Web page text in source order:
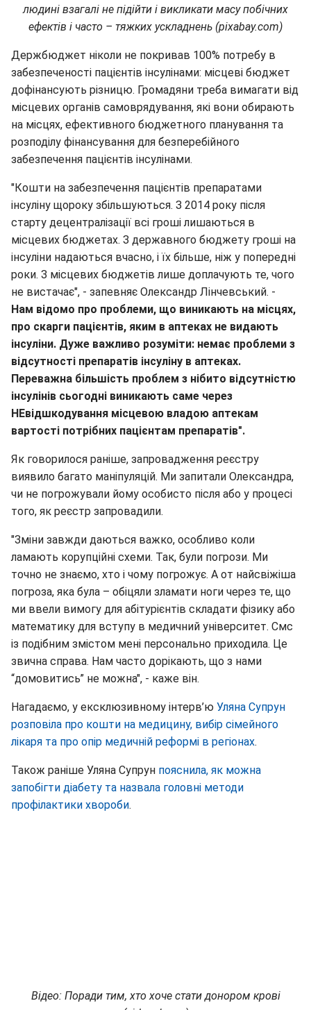
людині взагалі не підійти і викликати масу побічних
ефектів і часто – тяжких ускладнень (pixabay.com)
Держбюджет ніколи не покривав 100% потребу в
забезпеченості пацієнтів інсулінами: місцеві бюджет
дофінансують різницю. Громадяни треба вимагати від
місцевих органів самоврядування, які вони обирають
на місцях, ефективного бюджетного планування та
розподілу фінансування для безперебійного
забезпечення пацієнтів інсулінами.
"Кошти на забезпечення пацієнтів препаратами
інсуліну щороку збільшуються. З 2014 року після
старту децентралізації всі гроші лишаються в
місцевих бюджетах. З державного бюджету гроші на
інсуліни надаються вчасно, і їх більше, ніж у попередні
роки. З місцевих бюджетів лише доплачують те, чого
не вистачає", - запевняє Олександр Лінчевський. -
Нам відомо про проблеми, що виникають на місцях,
про скарги пацієнтів, яким в аптеках не видають
інсуліни. Дуже важливо розуміти: немає проблеми з
відсутності препаратів інсуліну в аптеках.
Переважна більшість проблем з нібито відсутністю
інсулінів сьогодні виникають саме через
НЕвідшкодування місцевою владою аптекам
вартості потрібних пацієнтам препаратів".
Як говорилося раніше, запровадження реєстру
виявило багато маніпуляцій. Ми запитали Олександра,
чи не погрожували йому особисто після або у процесі
того, як реєстр запровадили.
"Зміни завжди даються важко, особливо коли
ламають корупційні схеми. Так, були погрози. Ми
точно не знаємо, хто і чому погрожує. А от найсвіжіша
погроза, яка була – обіцяли зламати ноги через те, що
ми ввели вимогу для абітурієнтів складати фізику або
математику для вступу в медичний університет. Смс
із подібним змістом мені персонально приходила. Це
звична справа. Нам часто дорікають, що з нами
“домовитись” не можна", - каже він.
Нагадаємо, у ексклюзивному інтерв’ю Уляна Супрун
розповіла про кошти на медицину, вибір сімейного
лікаря та про опір медичній реформі в регіонах.
Також раніше Уляна Супрун пояснила, як можна
запобігти діабету та назвала головні методи
профілактики хвороби.
Відео: Поради тим, хто хоче стати донором крові